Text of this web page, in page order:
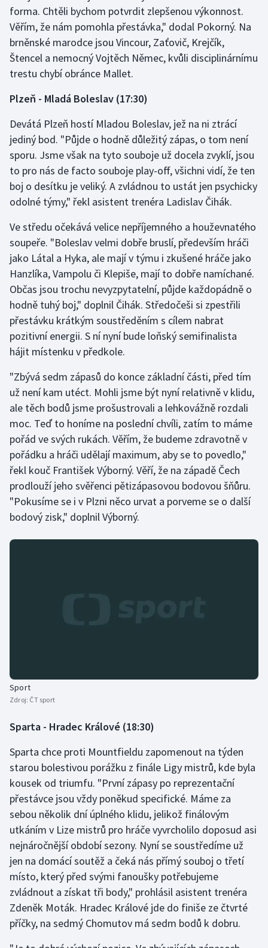
Ragby
Rychlobruslení
Rychlostní kanoistika
Short track
Sportovní střelba
Stolní tenis
Triatlon
Veslování
Vodní slalom
Volejbal
Ostatní
forma. Chtěli bychom potvrdit zlepšenou výkonnost.
Věřím, že nám pomohla přestávka," dodal Pokorný. Na
brněnské marodce jsou Vincour, Zaťovič, Krejčík,
Štencel a nemocný Vojtěch Němec, kvůli disciplinárnímu
trestu chybí obránce Mallet.
Plzeň - Mladá Boleslav (17:30)
Devátá Plzeň hostí Mladou Boleslav, jež na ni ztrácí
jediný bod. "Půjde o hodně důležitý zápas, o tom není
sporu. Jsme však na tyto souboje už docela zvyklí, jsou
to pro nás de facto souboje play-off, všichni vidí, že ten
boj o desítku je veliký. A zvládnou to ustát jen psychicky
odolné týmy," řekl asistent trenéra Ladislav Čihák.
Ve středu očekává velice nepříjemného a houževnatého
soupeře. "Boleslav velmi dobře bruslí, především hráči
jako Látal a Hyka, ale mají v týmu i zkušené hráče jako
Hanzlíka, Vampolu či Klepiše, mají to dobře namíchané.
Občas jsou trochu nevyzpytatelní, půjde každopádně o
hodně tuhý boj," doplnil Čihák. Středočeši si zpestřili
přestávku krátkým soustředěním s cílem nabrat
pozitivní energii. S ní nyní bude loňský semifinalista
hájit místenku v předkole.
"Zbývá sedm zápasů do konce základní části, před tím
už není kam utéct. Mohli jsme být nyní relativně v klidu,
ale těch bodů jsme prošustrovali a lehkovážně rozdali
moc. Teď to honíme na poslední chvíli, zatím to máme
pořád ve svých rukách. Věřím, že budeme zdravotně v
pořádku a hráči udělají maximum, aby se to povedlo,"
řekl kouč František Výborný. Věří, že na západě Čech
prodlouží jeho svěřenci pětizápasovou bodovou šňůru.
"Pokusíme se i v Plzni něco urvat a porveme se o další
bodový zisk," doplnil Výborný.
Sport
Zdroj: ČT sport
Sparta - Hradec Králové (18:30)
Sparta chce proti Mountfieldu zapomenout na týden
starou bolestivou porážku z finále Ligy mistrů, kde byla
kousek od triumfu. "První zápasy po reprezentační
přestávce jsou vždy poněkud specifické. Máme za
sebou několik dní úplného klidu, jelikož finálovým
utkáním v Lize mistrů pro hráče vyvrcholilo doposud asi
nejnáročnější období sezony. Nyní se soustředíme už
jen na domácí soutěž a čeká nás přímý souboj o třetí
místo, který před svými fanoušky potřebujeme
zvládnout a získat tři body," prohlásil asistent trenéra
Zdeněk Moták. Hradec Králové jde do finiše ze čtvrté
příčky, na sedmý Chomutov má sedm bodů k dobru.